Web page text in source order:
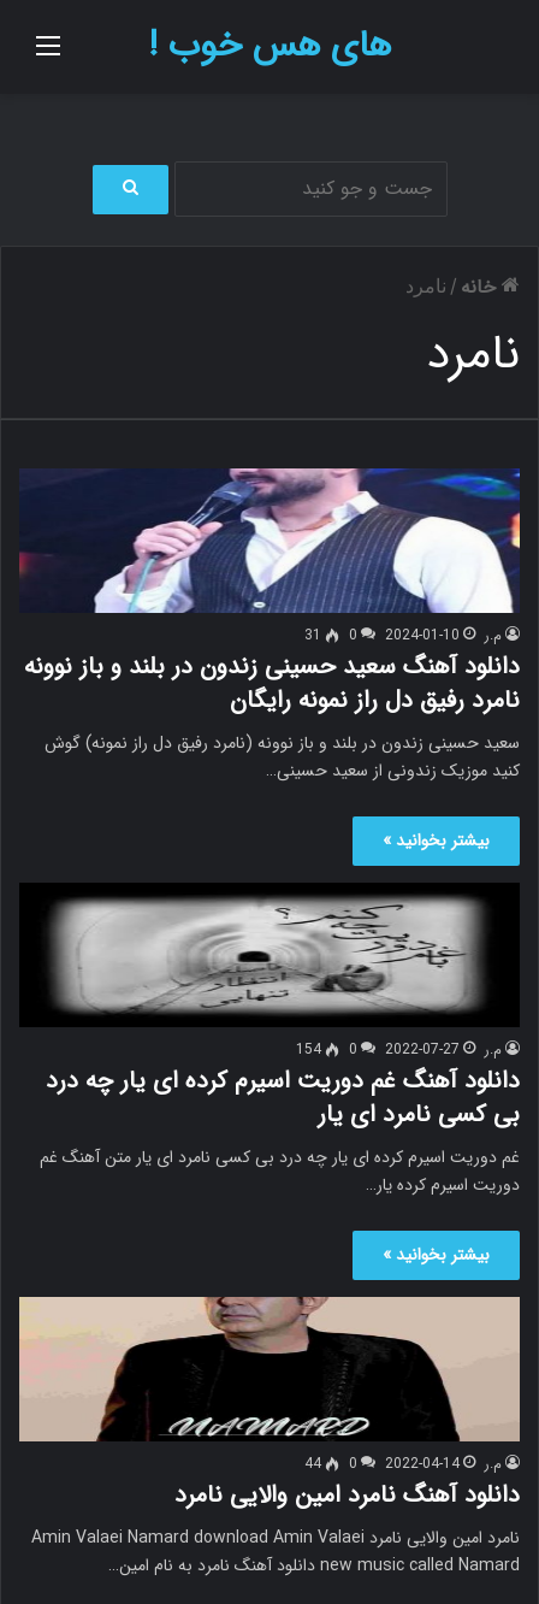
های هس خوب !
ج
ی
خانه / نامرد
نامرد
م.ر 2024-01-10
0
31
دانلود آهنگ سعید حسینی زندون در بلند و باز نوونه
نامرد رفیق دل راز نمونه رایگان
سعید حسینی زندون در بلند و باز نوونه (نامرد رفیق دل راز نمونه) گوش
کنید موزیک زندونی از سعید حسینی…
بیشتر بخوانید »
م.ر 2022-07-27
0
154
دانلود آهنگ غم دوریت اسیرم کرده ای یار چه درد
بی کسی نامرد ای یار
غم دوریت اسیرم کرده ای یار چه درد بی کسی نامرد ای یار متن آهنگ غم
دوریت اسیرم کرده یار…
بیشتر بخوانید »
م.ر 2022-04-14
0
44
دانلود آهنگ نامرد امین والایی نامرد
نامرد امین والایی نامرد Amin Valaei Namard download Amin Valaei
new music called Namard دانلود آهنگ نامرد به نام امین…